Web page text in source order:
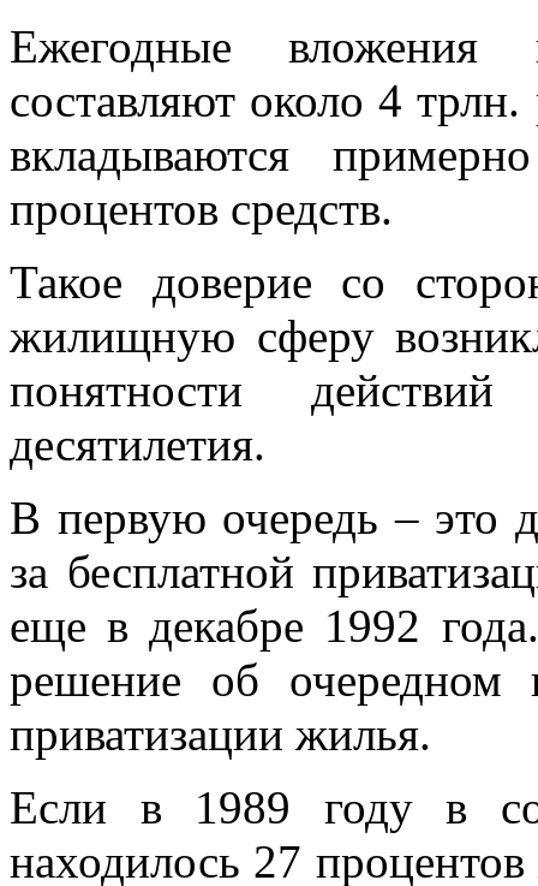
Ежегодные вложения
составляют около 4
вкладываются
процентов средств.
Такое доверие со
жилищную сферу
понятности
десятилетия.
В первую очередь – это
за бесплатной
еще в декабре 1992
решение об очередном
приватизации жилья.
Если в 1989 году в
находилось 27